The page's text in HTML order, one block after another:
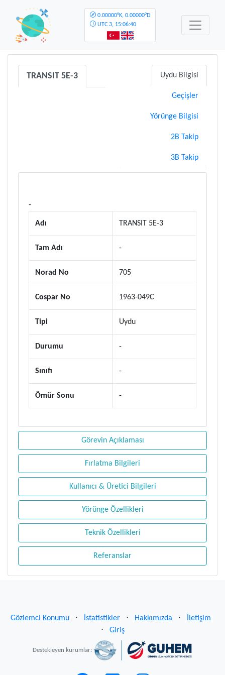
0.00000°K, 0.00000°D
UTC 3, 15:06:40
TRANSIT 5E-3 Uydu Bilgisi
Geçişler
Yörünge Bilgisi
2B Takip
3B Takip
-
Adı TRANSIT 5E-3
Tam Adı -
Norad No 705
Cospar No 1963-049C
Tipi Uydu
Durumu -
Sınıfı -
Ömür Sonu -
Görevin Açıklaması
Fırlatma Bilgileri
Kullanıcı & Üretici Bilgileri
Yörünge Özellikleri
Teknik Özellikleri
Referanslar
Gözlemci Konumu ⋅ İstatistikler ⋅ Hakkımızda ⋅
İletişim
⋅
Giriş
Destekleyen kurumlar: